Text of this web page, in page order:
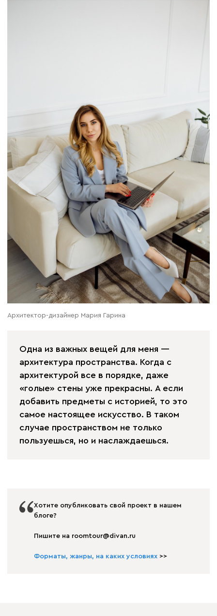
Архитектор-дизайнер Мария Гарина
Одна из важных вещей для меня —
архитектура пространства. Когда с
архитектурой все в порядке, даже
«голые» стены уже прекрасны. А если
добавить предметы с историей, то это
самое настоящее искусство. В таком
случае пространством не только
пользуешься, но и наслаждаешься.
Хотите опубликовать свой проект в нашем
блоге?
Пишите на roomtour@divan.ru
Форматы, жанры, на каких условиях >>